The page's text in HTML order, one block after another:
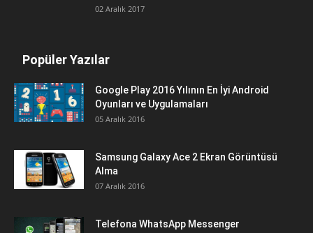
02 Aralık 2017
Popüler Yazılar
Google Play 2016 Yılının En İyi Android
Oyunları ve Uygulamaları
05 Aralık 2016
Samsung Galaxy Ace 2 Ekran Görüntüsü
Alma
07 Aralık 2016
Telefona WhatsApp Messenger